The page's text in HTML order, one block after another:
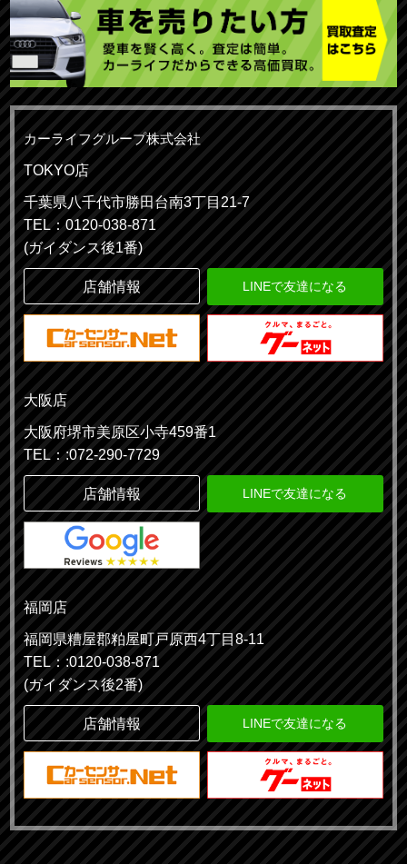
カーライフグループ株式会社
TOKYO店
千葉県八千代市勝田台南3丁目21-7
TEL：0120-038-871
(ガイダンス後1番)
店舗情報 LINEで友達になる
大阪店
大阪府堺市美原区小寺459番1
TEL：:072-290-7729
店舗情報 LINEで友達になる
福岡店
福岡県糟屋郡粕屋町戸原西4丁目8-11
TEL：:0120-038-871
(ガイダンス後2番)
店舗情報 LINEで友達になる